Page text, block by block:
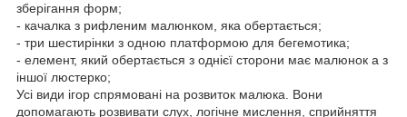
зберігання форм;
- качалка з рифленим малюнком, яка обертається;
- три шестирінки з одною платформою для бегемотика;
- елемент, який обертається з однієї сторони має малюнок а з
іншої люстерко;
Усі види ігор спрямовані на розвиток малюка. Вони
допомагають розвивати слух, логічне мислення, сприйняття